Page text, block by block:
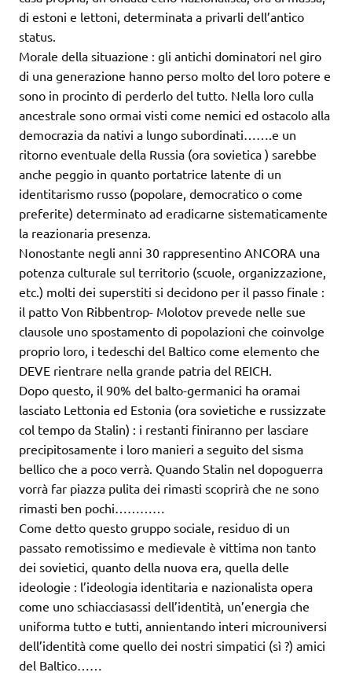
di estoni e lettoni, determinata a privarli dell’antico
status.
Morale della situazione : gli antichi dominatori nel giro
di una generazione hanno perso molto del loro potere e
sono in procinto di perderlo del tutto. Nella loro culla
ancestrale sono ormai visti come nemici ed ostacolo alla
democrazia da nativi a lungo subordinati…….e un
ritorno eventuale della Russia (ora sovietica ) sarebbe
anche peggio in quanto portatrice latente di un
identitarismo russo (popolare, democratico o come
preferite) determinato ad eradicarne sistematicamente
la reazionaria presenza.
Nonostante negli anni 30 rappresentino ANCORA una
potenza culturale sul territorio (scuole, organizzazione,
etc.) molti dei superstiti si decidono per il passo finale :
il patto Von Ribbentrop- Molotov prevede nelle sue
clausole uno spostamento di popolazioni che coinvolge
proprio loro, i tedeschi del Baltico come elemento che
DEVE rientrare nella grande patria del REICH.
Dopo questo, il 90% del balto-germanici ha oramai
lasciato Lettonia ed Estonia (ora sovietiche e russizzate
col tempo da Stalin) : i restanti finiranno per lasciare
precipitosamente i loro manieri a seguito del sisma
bellico che a poco verrà. Quando Stalin nel dopoguerra
vorrà far piazza pulita dei rimasti scoprirà che ne sono
rimasti ben pochi…………
Come detto questo gruppo sociale, residuo di un
passato remotissimo e medievale è vittima non tanto
dei sovietici, quanto della nuova era, quella delle
ideologie : l’ideologia identitaria e nazionalista opera
come uno schiacciasassi dell’identità, un’energia che
uniforma tutto e tutti, annientando interi microuniversi
dell’identità come quello dei nostri simpatici (sì ?) amici
del Baltico……